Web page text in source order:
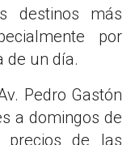
destinos más
por
de un día.
Pedro Gastón
a domingos de
precios de las